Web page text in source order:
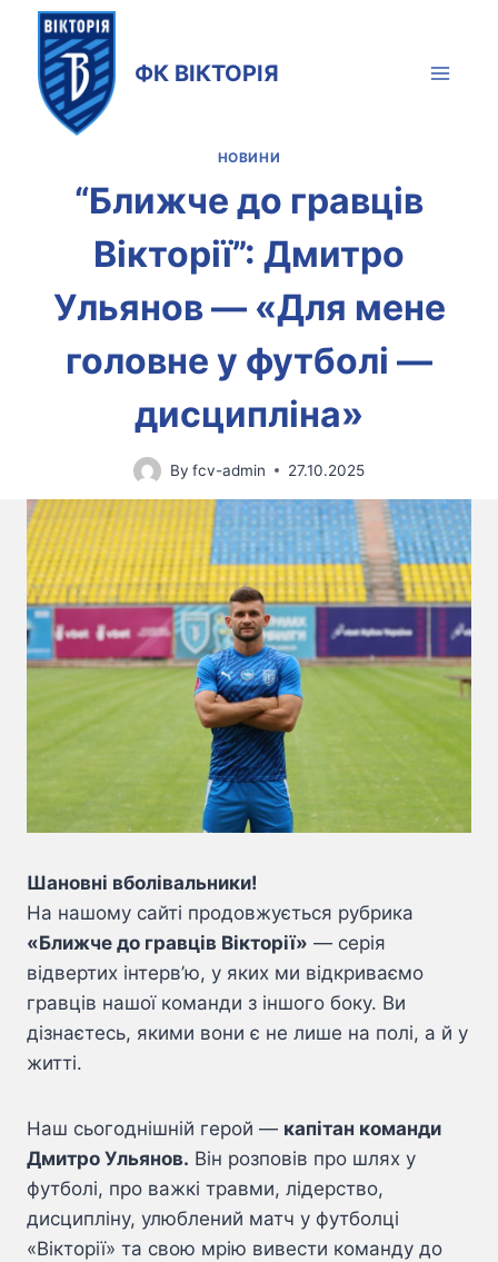
content
ФК ВІКТОРІЯ
НОВИНИ
“Ближче до гравців
Вікторії”: Дмитро
Ульянов — «Для мене
головне у футболі —
дисципліна»
By fcv-admin 27.10.2025
Шановні вболівальники!
На нашому сайті продовжується рубрика
«Ближче до гравців Вікторії» — серія
відвертих інтерв’ю, у яких ми відкриваємо
гравців нашої команди з іншого боку. Ви
дізнаєтесь, якими вони є не лише на полі, а й у
житті.
Наш сьогоднішній герой — капітан команди
Дмитро Ульянов. Він розповів про шлях у
футболі, про важкі травми, лідерство,
дисципліну, улюблений матч у футболці
«Вікторії» та свою мрію вивести команду до